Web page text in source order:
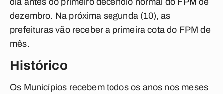
dia antes do primeiro decêndio normal do FPM de
dezembro. Na próxima segunda (10), as
prefeituras vão receber a primeira cota do FPM de
mês.
Histórico
Os Municípios recebem todos os anos nos meses